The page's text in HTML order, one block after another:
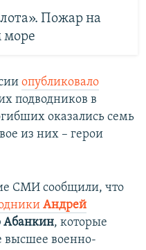
Пожар на
море
опубликовало
подводников в
оказались семь
из них – герои
СМИ сообщили, что
Андрей
Абанкин, которые
высшее военно-